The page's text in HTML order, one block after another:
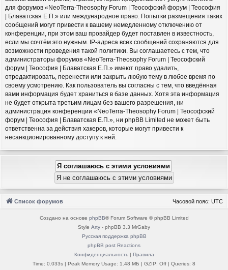
для форумов «NeoTerra-Theosophy Forum | Теософский форум | Теософия
| Блаватская Е.П.» или международное право. Попытки размещения таких
сообщений могут привести к вашему немедленному отключению от
конференции, при этом ваш провайдер будет поставлен в известность,
если мы сочтём это нужным. IP-адреса всех сообщений сохраняются для
возможности проведения такой политики. Вы соглашаетесь с тем, что
администраторы форумов «NeoTerra-Theosophy Forum | Теософский
форум | Теософия | Блаватская Е.П.» имеют право удалить,
отредактировать, перенести или закрыть любую тему в любое время по
своему усмотрению. Как пользователь вы согласны с тем, что введённая
вами информация будет храниться в базе данных. Хотя эта информация
не будет открыта третьим лицам без вашего разрешения, ни
администрация конференции «NeoTerra-Theosophy Forum | Теософский
форум | Теософия | Блаватская Е.П.», ни phpBB Limited не может быть
ответственна за действия хакеров, которые могут привести к
несанкционированному доступу к ней.
Список форумов Часовой пояс: UTC
Создано на основе phpBB® Forum Software © phpBB Limited
Style Arty - phpBB 3.3 MrGaby
Русская поддержка phpBB
phpBB post Reactions
Конфиденциальность| Правила
Time: 0.033s | Peak Memory Usage: 1.48 МБ | GZIP: Off | Queries: 8